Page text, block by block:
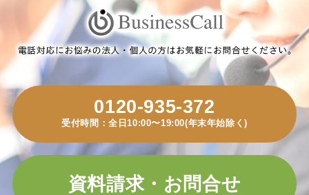
0120-935-372
受付時間：全日10:00〜19:00(年末年始除く)
資料請求・お問合せ